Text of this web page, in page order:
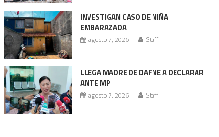
INVESTIGAN CASO DE NIÑA
EMBARAZADA
agosto 7, 2026 Staff
LLEGA MADRE DE DAFNE A DECLARAR
ANTE MP
agosto 7, 2026 Staff